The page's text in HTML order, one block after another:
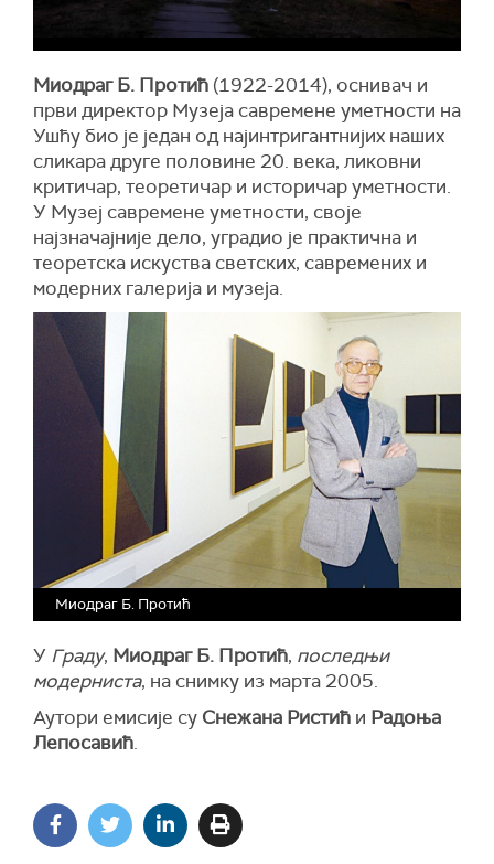
Миодраг Б. Протић (1922-2014), оснивач и
први директор Музеја савремене уметности на
Ушћу био је један од најинтригантнијих наших
сликара друге половине 20. века, ликовни
критичар, теоретичар и историчар уметности.
У Музеј савремене уметности, своје
најзначајније дело, уградио је практична и
теоретска искуства светских, савремених и
модерних галерија и музеја.
Миодраг Б. Протић
У Граду, Миодраг Б. Протић, последњи
модерниста, на снимку из марта 2005.
Аутори емисије су Снежана Ристић и Радоња
Лепосавић.